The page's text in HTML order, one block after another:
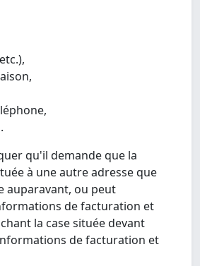
qu'il demande que la
à une autre adresse que
auparavant, ou peut
de facturation et
la case située devant
de facturation et